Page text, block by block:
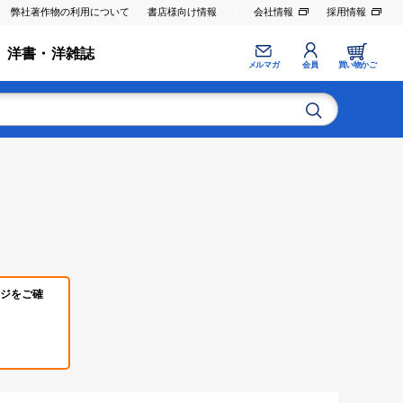
弊社著作物の利用について 書店様向け情報 会社情報 採用情報
洋書・洋雑誌
メルマガ 会員 買い物かご
をご確